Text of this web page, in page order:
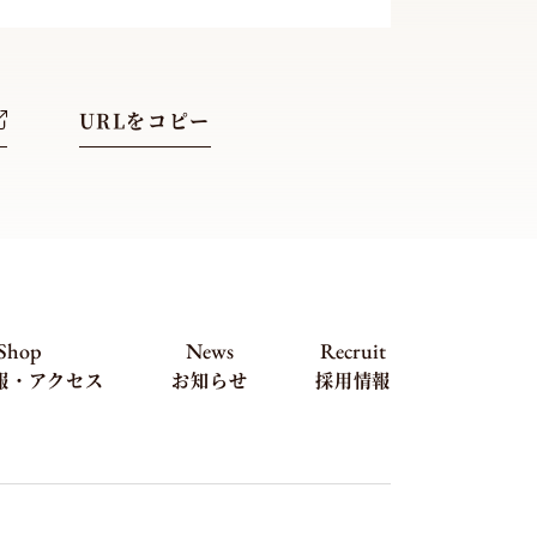
URLをコピー
・アクセス
News
お知らせ
Recruit
採用情報